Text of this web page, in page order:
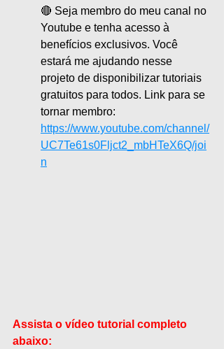
🔴 Seja membro do meu canal no
Youtube e tenha acesso à
benefícios exclusivos. Você
estará me ajudando nesse
projeto de disponibilizar tutoriais
gratuitos para todos. Link para se
tornar membro:
https://www.youtube.com/channel/
UC7Te61s0Fljct2_mbHTeX6Q/joi
n
Assista o vídeo tutorial completo
abaixo: